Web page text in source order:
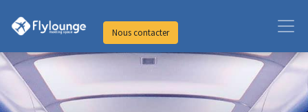
Nous contacter